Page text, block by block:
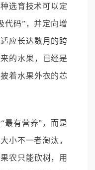
选育技术可以定
代码”，并定向增
应长达数月的跨
的水果，已经是
着水果外衣的芯
最有营养”，而是
小不一者淘汰，
农只能砍树，用